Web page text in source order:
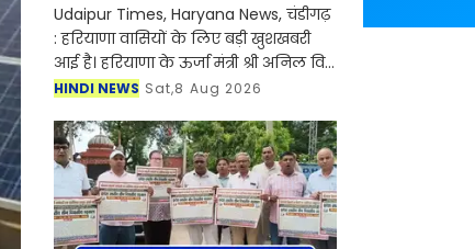
Udaipur Times, Haryana News, चंडीगढ़
: हरियाणा वासियों के लिए बड़ी खुशखबरी
आई है। हरियाणा के ऊर्जा मंत्री श्री अनिल विज
ने कहा कि राज्य सरकार एक नई योजना पर
लोड वा
HINDI NEWS Sat,8 Aug 2026